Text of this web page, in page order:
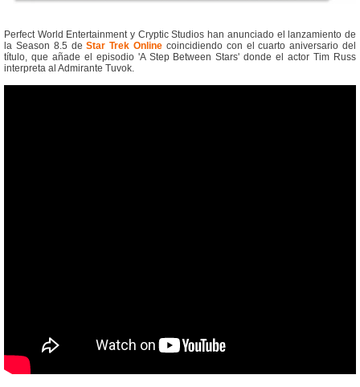
Perfect World Entertainment y Cryptic Studios han anunciado el lanzamiento de
la Season 8.5 deStar Trek Online coincidiendo con el cuarto aniversario del
título, que añade el episodio 'A Step Between Stars' donde el actor Tim Russ
interpreta al Admirante Tuvok.